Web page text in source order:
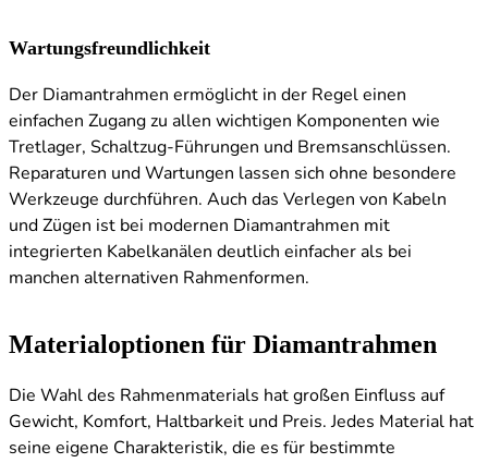
Wartungsfreundlichkeit
Der Diamantrahmen ermöglicht in der Regel einen
einfachen Zugang zu allen wichtigen Komponenten wie
Tretlager, Schaltzug-Führungen und Bremsanschlüssen.
Reparaturen und Wartungen lassen sich ohne besondere
Werkzeuge durchführen. Auch das Verlegen von Kabeln
und Zügen ist bei modernen Diamantrahmen mit
integrierten Kabelkanälen deutlich einfacher als bei
manchen alternativen Rahmenformen.
Materialoptionen für Diamantrahmen
Die Wahl des Rahmenmaterials hat großen Einfluss auf
Gewicht, Komfort, Haltbarkeit und Preis. Jedes Material hat
seine eigene Charakteristik, die es für bestimmte